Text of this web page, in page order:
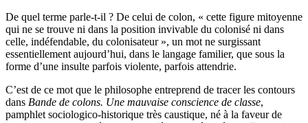
De quel terme parle-t-il ? De celui de colon, « cette figure mitoyenne
qui ne se trouve ni dans la position invivable du colonisé ni dans
celle, indéfendable, du colonisateur », un mot ne surgissant
essentiellement aujourd’hui, dans le langage familier, que sous la
forme d’une insulte parfois violente, parfois attendrie.
C’est de ce mot que le philosophe entreprend de tracer les contours
dans Bande de colons. Une mauvaise conscience de classe,
pamphlet sociologico-historique très caustique, né à la faveur de